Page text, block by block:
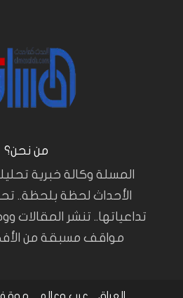
من نحن؟
المسلة وكالة خبرية
الأحداث لحظة بلحظة..
تداعياتها.. تنشر المقالات
مواقف مسبقة من